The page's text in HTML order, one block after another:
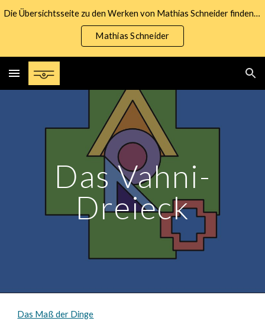
Die Übersichtsseite zu den Werken von Mathias Schneider finden Sie unter nachfolgendem Link:
Mathias Schneider
Das Vahni-
Dreieck
Das Maß der Dinge